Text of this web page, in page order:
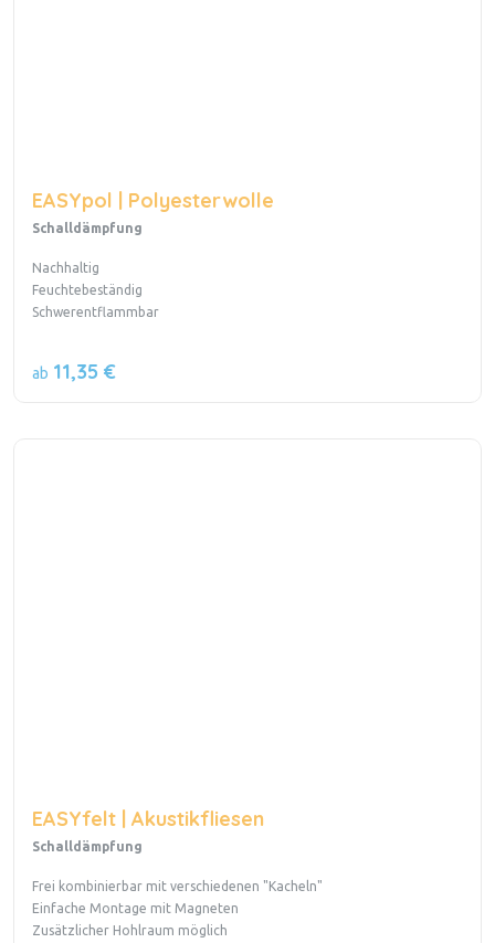
EASYpol | Polyesterwolle
Schalldämpfung
Nachhaltig
Feuchtebeständig
Schwerentflammbar
ab 11,35 €
EASYfelt | Akustikfliesen
Schalldämpfung
Frei kombinierbar mit verschiedenen "Kacheln"
Einfache Montage mit Magneten
Zusätzlicher Hohlraum möglich